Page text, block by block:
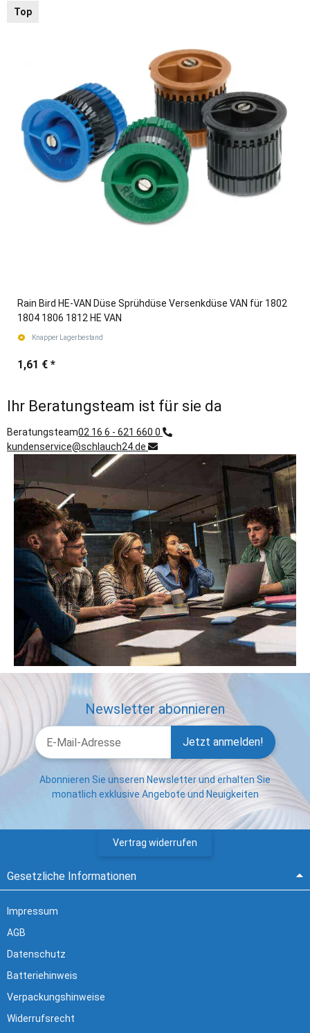
Top
Rain Bird HE-VAN Düse Sprühdüse Versenkdüse VAN für 1802
1804 1806 1812 HE VAN
Knapper Lagerbestand
1,61 € *
Ihr Beratungsteam ist für sie da
Beratungsteam02 16 6 - 621 660 0
kundenservice@schlauch24.de
Newsletter abonnieren
Jetzt anmelden!
Abonnieren Sie unseren Newsletter und erhalten Sie
monatlich exklusive Angebote und Neuigkeiten
Vertrag widerrufen
Gesetzliche Informationen
Impressum
AGB
Datenschutz
Batteriehinweis
Verpackungshinweise
Widerrufsrecht